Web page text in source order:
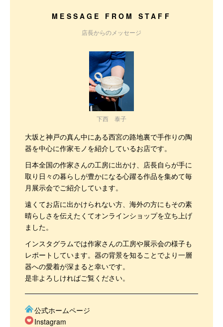
MESSAGE FROM STAFF
店長からのメッセージ
下西 泰子
大坂と神戸の真ん中にある西宮の路地裏で手作りの陶
器を中心に作家モノを紹介しているお店です。
日本全国の作家さんの工房に出かけ、店長自らが手に
取り日々の暮らしが豊かになる心躍る作品を集めて毎
月展示会でご紹介しています。
遠くてお店に出かけられない方、海外の方にもその素
晴らしさを伝えたくてオンラインショップを立ち上げ
ました。
インスタグラムでは作家さんの工房や展示会の様子も
レポートしています。器の背景を知ることでより一層
器への愛着が深まると幸いです。
是非よろしければご覧ください。
公式ホームページ
Instagram